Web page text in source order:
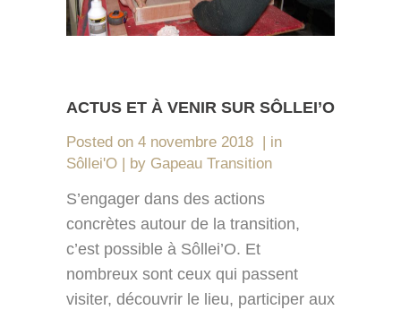
ACTUS ET À VENIR SUR SÔLLEI’O
Posted on 4 novembre 2018
in
Sôllei'O
by Gapeau Transition
S’engager dans des actions
concrètes autour de la transition,
c’est possible à Sôllei’O. Et
nombreux sont ceux qui passent
visiter, découvrir le lieu, participer aux